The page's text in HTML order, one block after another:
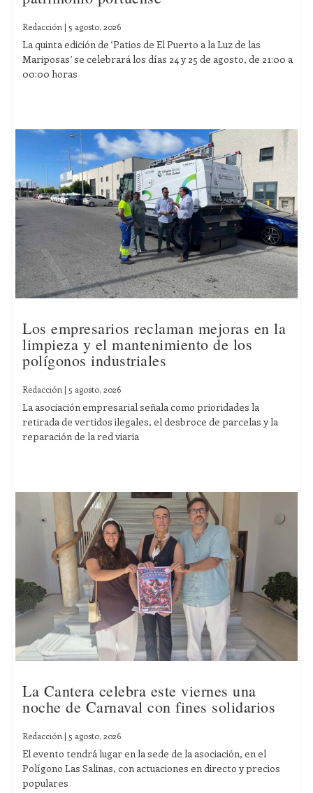
Redacción | 5 agosto, 2026
La quinta edición de ‘Patios de El Puerto a la Luz de las
Mariposas’ se celebrará los días 24 y 25 de agosto, de 21:00 a
00:00 horas
Los empresarios reclaman mejoras en la
limpieza y el mantenimiento de los
polígonos industriales
Redacción | 5 agosto, 2026
La asociación empresarial señala como prioridades la
retirada de vertidos ilegales, el desbroce de parcelas y la
reparación de la red viaria
La Cantera celebra este viernes una
noche de Carnaval con fines solidarios
Redacción | 5 agosto, 2026
El evento tendrá lugar en la sede de la asociación, en el
Polígono Las Salinas, con actuaciones en directo y precios
populares